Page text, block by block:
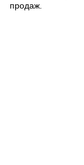
продаж.